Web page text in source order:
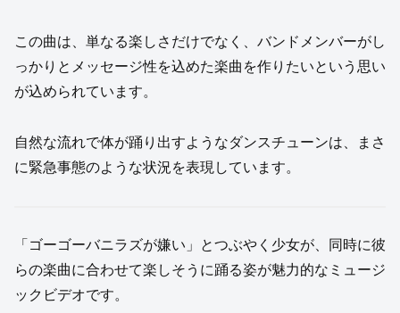
この曲は、単なる楽しさだけでなく、バンドメンバーがし
っかりとメッセージ性を込めた楽曲を作りたいという思い
が込められています。
自然な流れで体が踊り出すようなダンスチューンは、まさ
に緊急事態のような状況を表現しています。
「ゴーゴーバニラズが嫌い」とつぶやく少女が、同時に彼
らの楽曲に合わせて楽しそうに踊る姿が魅力的なミュージ
ックビデオです。